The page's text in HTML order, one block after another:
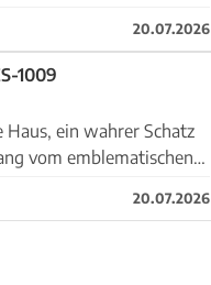
20.07.2026
1009
ein wahrer Schatz
vom emblematischen
20.07.2026